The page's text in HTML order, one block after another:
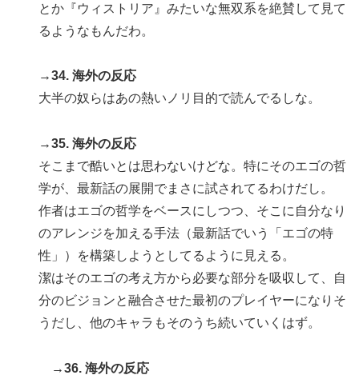
とか『ウィストリア』みたいな無双系を絶賛して見て
るようなもんだわ。
→34. 海外の反応
大半の奴らはあの熱いノリ目的で読んでるしな。
→35. 海外の反応
そこまで酷いとは思わないけどな。特にそのエゴの哲
学が、最新話の展開でまさに試されてるわけだし。
作者はエゴの哲学をベースにしつつ、そこに自分なり
のアレンジを加える手法（最新話でいう「エゴの特
性」）を構築しようとしてるように見える。
潔はそのエゴの考え方から必要な部分を吸収して、自
分のビジョンと融合させた最初のプレイヤーになりそ
うだし、他のキャラもそのうち続いていくはず。
→36. 海外の反応